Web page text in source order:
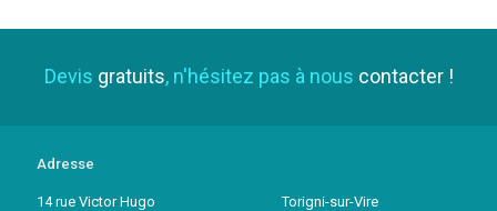
Devis gratuits, n'hésitez pas à nous contacter !
Adresse
14 rue Victor Hugo Torigni-sur-Vire